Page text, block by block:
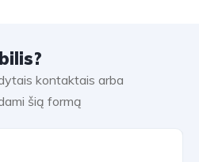
kontaktais arba
šią formą